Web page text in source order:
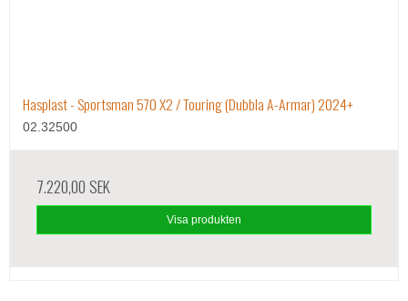
Hasplast - Sportsman 570 X2 / Touring (Dubbla A-Armar) 2024+
02.32500
7.220,00 SEK
Visa produkten